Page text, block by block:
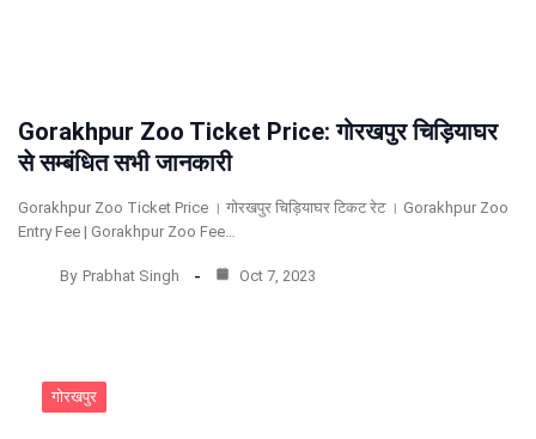
Gorakhpur Zoo Ticket Price: गोरखपुर चिड़ियाघर
से सम्बंधित सभी जानकारी
Gorakhpur Zoo Ticket Price । गोरखपुर चिड़ियाघर टिकट रेट । Gorakhpur Zoo
Entry Fee | Gorakhpur Zoo Fee…
By Prabhat Singh Oct 7, 2023
गोरखपुर